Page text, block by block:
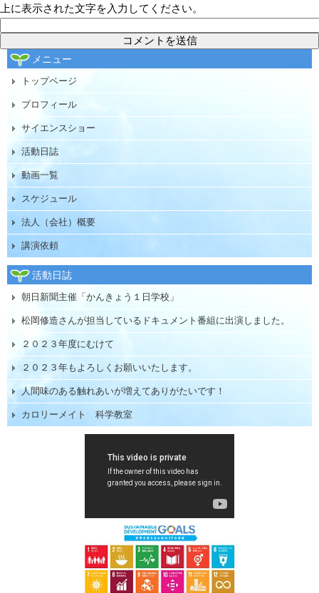
上に表示された文字を入力してください。
メニュー
トップページ
プロフィール
サイエンスショー
活動日誌
動画一覧
スケジュール
法人（会社）概要
講演依頼
活動日誌
朝日新聞主催「かんきょう１日学校」
松岡修造さんが担当しているドキュメント番組に出演しました。
２０２３年度にむけて
２０２３年もよろしくお願いいたします。
人間味のある触れあいが増えてありがたいです！
カロリーメイト 科学教室